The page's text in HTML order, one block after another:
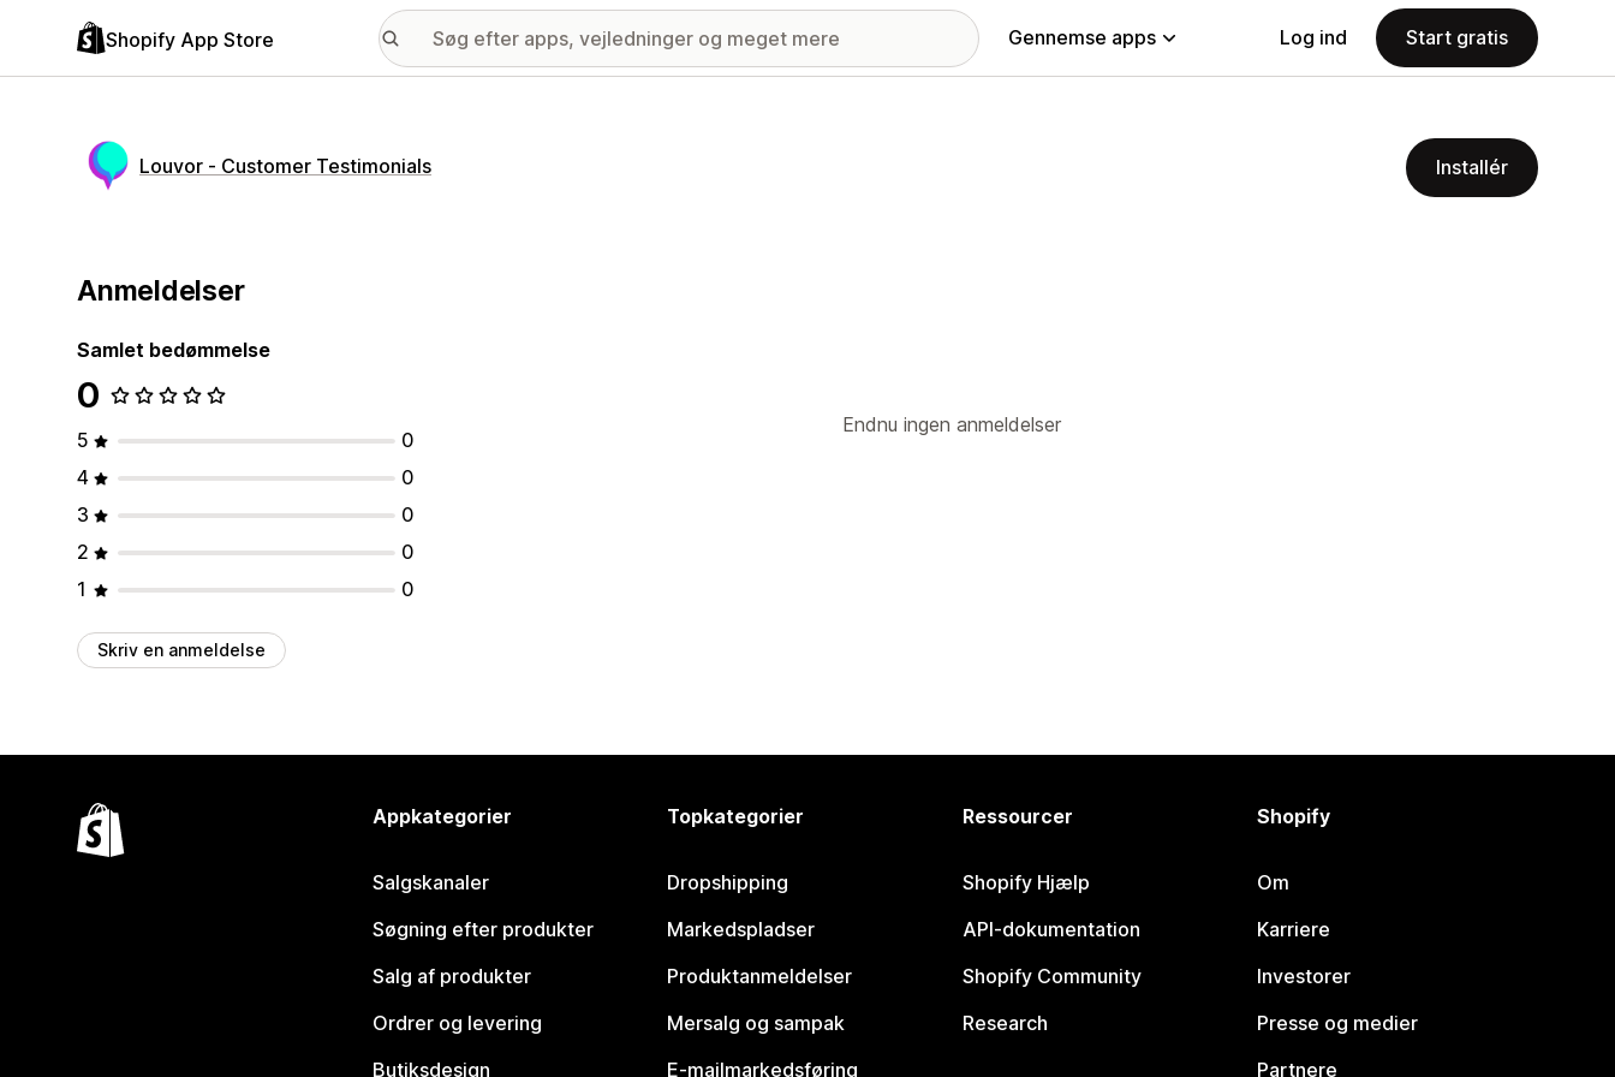
Shopify App Store Gennemse apps Log ind Start gratis
Louvor ‑ Customer Testimonials Installér
Anmeldelser
Samlet bedømmelse
0
5
0
4
0
3
0
2
0
1
0
Skriv en anmeldelse
Endnu ingen anmeldelser
Appkategorier
Salgskanaler
Søgning efter produkter
Salg af produkter
Ordrer og levering
Butiksdesign
Topkategorier
Dropshipping
Markedspladser
Produktanmeldelser
Mersalg og sampak
E-mailmarkedsføring
Ressourcer
Shopify Hjælp
API-dokumentation
Shopify Community
Research
Shopify
Om
Karriere
Investorer
Presse og medier
Partnere